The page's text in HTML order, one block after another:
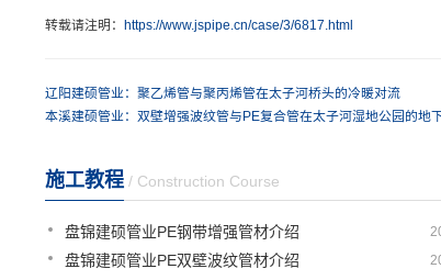
转载请注明： https://www.jspipe.cn/case/3/6817.html
辽阳建硕管业：聚乙烯管与聚丙烯管在太子河桥头的冷暖对流
本溪建硕管业：双壁增强波纹管与PE复合管在太子河湿地公园的地
施工教程 / Construction Course
盘锦建硕管业PE钢带增强管材介绍
盘锦建硕管业PE双壁波纹管材介绍